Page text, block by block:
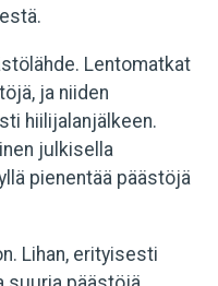
Lentomatkat
ja niiden
hiilijalanjälkeen.
julkisella
pienentää päästöjä
Lihan, erityisesti